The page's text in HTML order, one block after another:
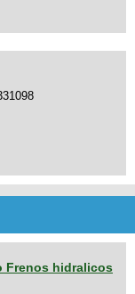
Frenos hidralicos